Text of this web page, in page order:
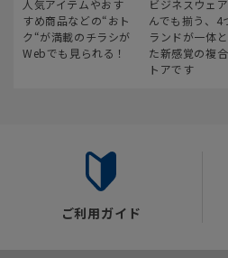
人気アイテムやおす
すめ商品などの“おト
ク“が満載のチラシが
Webでも見られる！
ビジネスウェ
んでも揃う、4
ランドが一体
た新感覚の複
トアです
ご利用ガイド